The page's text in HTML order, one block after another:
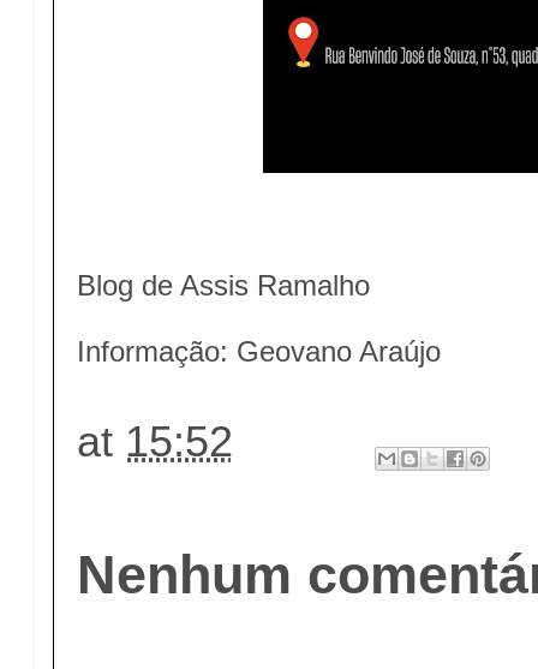
Blog de Assis Ramalho
Informação: Geovano Araújo
at 15:52
Nenhum